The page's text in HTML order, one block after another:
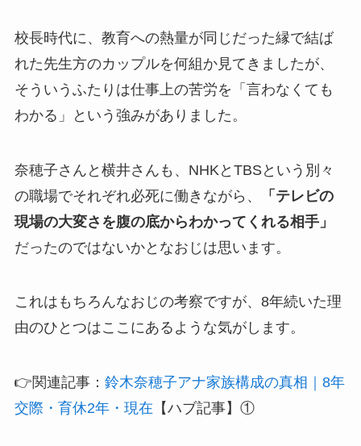
校長時代に、教育への熱量が同じだった縁で結ば
れた先生方のカップルを何組か見てきましたが、
そういうふたりは仕事上の苦労を「言わなくても
わかる」という強みがありました。
奈穂子さんと横井さんも、NHKとTBSという別々
の職場でそれぞれ必死に働きながら、
「テレビの
現場の大変さを腹の底からわかってくれる相手」
だったのではないかとなおじは思います。
これはもちろんなおじの考察ですが、8年続いた理
由のひとつはここにあるような気がします。
👉関連記事： 鈴木奈穂子アナ家族構成の真相｜8年
交際・育休2年・現在 【ハブ記事】①